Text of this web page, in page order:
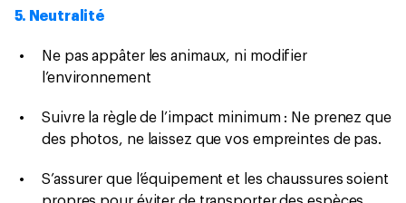
5. Neutralité
Ne pas appâter les animaux, ni modifier
l’environnement
Suivre la règle de l’impact minimum : Ne prenez que
des photos, ne laissez que vos empreintes de pas.
S’assurer que l’équipement et les chaussures soient